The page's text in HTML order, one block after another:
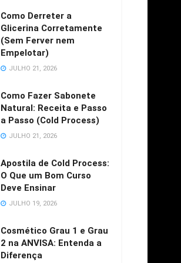
Como Derreter a
Glicerina Corretamente
(Sem Ferver nem
Empelotar)
JULHO 21, 2026
Como Fazer Sabonete
Natural: Receita e Passo
a Passo (Cold Process)
JULHO 21, 2026
Apostila de Cold Process:
O Que um Bom Curso
Deve Ensinar
JULHO 19, 2026
Cosmético Grau 1 e Grau
2 na ANVISA: Entenda a
Diferença